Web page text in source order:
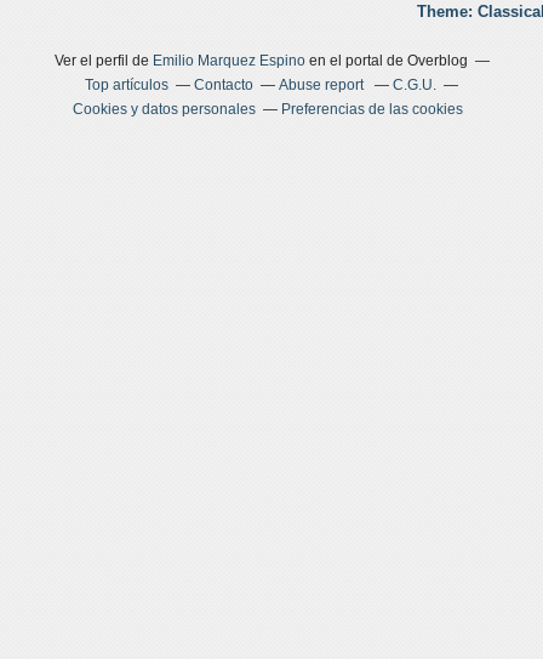
Theme:
Ver el perfil de Emilio Marquez Espinoen el portal de Overblog
Top artículos
Contacto Abuse report
C.G.U.
Cookies y datos personales
Preferencias de las cookies